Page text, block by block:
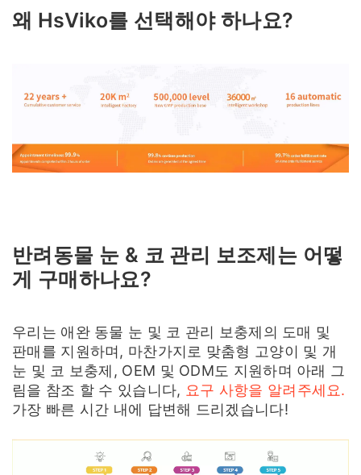
왜 HsViko를 선택해야 하나요?
반려동물 눈 & 코 관리 보조제는 어떻
게 구매하나요?
우리는 애완 동물 눈 및 코 관리 보충제의 도매 및
판매를 지원하며, 마찬가지로 맞춤형 고양이 및 개
눈 및 코 보충제, OEM 및 ODM도 지원하며 아래 그
림을 참조 할 수 있습니다, 요구 사항을 알려주세요.
가장 빠른 시간 내에 답변해 드리겠습니다!